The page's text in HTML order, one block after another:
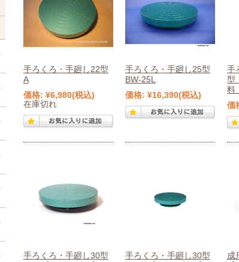
手ろくろ・手廻し22型
A
価格: ¥6,980(税込)
在庫切れ
手ろくろ・手廻し25型
BW-25L
価格: ¥16,390(税込)
手
料
価
手ろくろ・手廻し30型
手ろくろ・手廻し30型
成